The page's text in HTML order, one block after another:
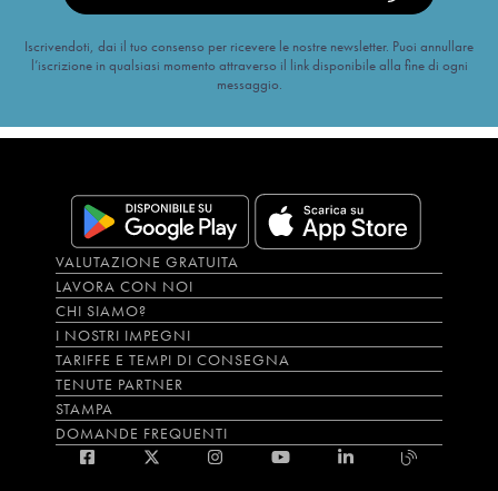
Iscrivendoti, dai il tuo consenso per ricevere le nostre newsletter. Puoi annullare
l’iscrizione in qualsiasi momento attraverso il link disponibile alla fine di ogni
messaggio.
VALUTAZIONE GRATUITA
LAVORA CON NOI
CHI SIAMO?
I NOSTRI IMPEGNI
TARIFFE E TEMPI DI CONSEGNA
TENUTE PARTNER
STAMPA
DOMANDE FREQUENTI